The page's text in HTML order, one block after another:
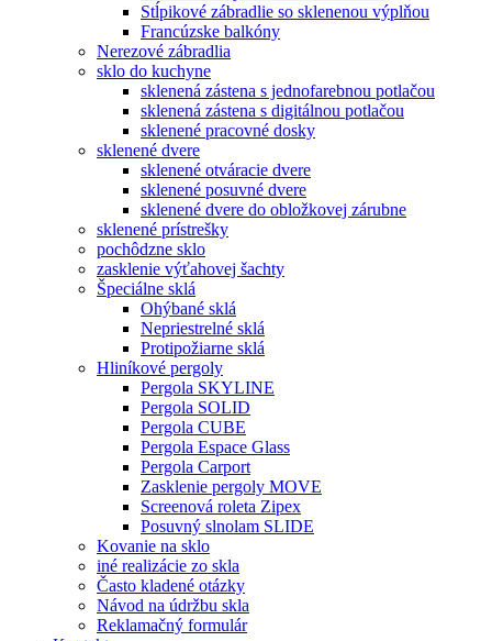
Stĺpikové zábradlie so sklenenou výplňou
Francúzske balkóny
Nerezové zábradlia
sklo do kuchyne
sklenená zástena s jednofarebnou potlačou
sklenená zástena s digitálnou potlačou
sklenené pracovné dosky
sklenené dvere
sklenené otváracie dvere
sklenené posuvné dvere
sklenené dvere do obložkovej zárubne
sklenené prístrešky
pochôdzne sklo
zasklenie výťahovej šachty
Špeciálne sklá
Ohýbané sklá
Nepriestrelné sklá
Protipožiarne sklá
Hliníkové pergoly
Pergola SKYLINE
Pergola SOLID
Pergola CUBE
Pergola Espace Glass
Pergola Carport
Zasklenie pergoly MOVE
Screenová roleta Zipex
Posuvný slnolam SLIDE
Kovanie na sklo
iné realizácie zo skla
Často kladené otázky
Návod na údržbu skla
Reklamačný formulár